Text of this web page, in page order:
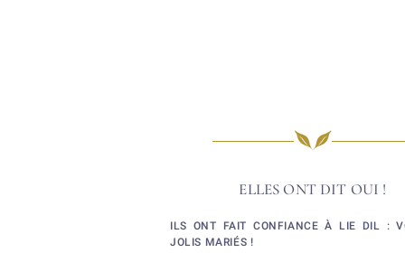
ELLES ONT DIT OUI !
ILS ONT FAIT CONFIANCE À LIE DIL :
JOLIS MARIÉS !